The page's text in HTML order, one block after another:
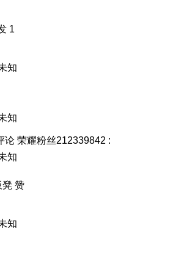
1
知
知
论 荣耀粉丝212339842 :
知
凳 赞
知